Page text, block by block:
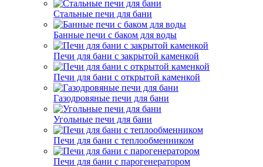
Стальные печи для бани
Банные печи с баком для воды
Печи для бани с закрытой каменкой
Печи для бани с открытой каменкой
Газодровяные печи для бани
Угольные печи для бани
Печи для бани с теплообменником
Печи для бани с парогенератором